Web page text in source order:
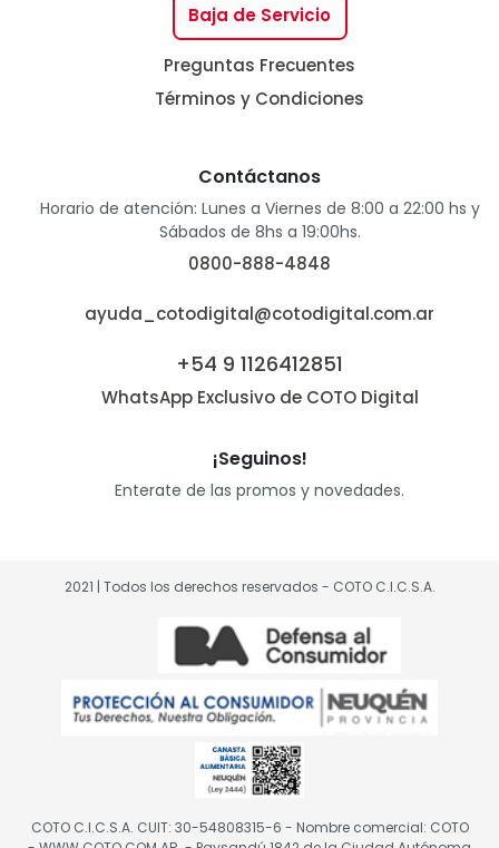
Baja de Servicio
Preguntas Frecuentes
Términos y Condiciones
Contáctanos
Horario de atención: Lunes a Viernes de 8:00 a 22:00 hs y
Sábados de 8hs a 19:00hs.
0800-888-4848
ayuda_cotodigital@cotodigital.com.ar
+54 9 1126412851
WhatsApp Exclusivo de COTO Digital
¡Seguinos!
Enterate de las promos y novedades.
2021 | Todos los derechos reservados - COTO C.I.C.S.A.
COTO C.I.C.S.A. CUIT: 30-54808315-6 - Nombre comercial: COTO